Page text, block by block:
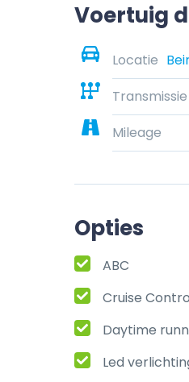
Voertuig
Locatie
Transmissie
Mileage
Opties
ABC
Cruise
Daytime
Led